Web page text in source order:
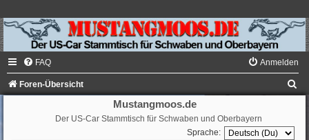
FAQ Anmelden
Foren-Übersicht
Mustangmoos.de
Der US-Car Stammtisch für Schwaben und Oberbayern
Sprache: